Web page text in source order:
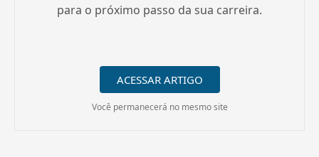
para o próximo passo da sua carreira.
ACESSAR ARTIGO
Você permanecerá no mesmo site